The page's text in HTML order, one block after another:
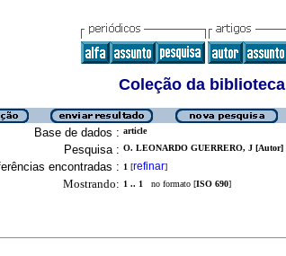
Coleção da biblioteca
Base de dados : article
Pesquisa : O. LEONARDO GUERRERO, J [Autor]
encontradas : 1 [refinar]
Mostrando: 1 .. 1 no formato [ISO 690]